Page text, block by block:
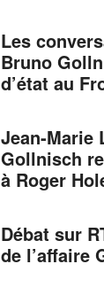
Les
Bruno
d’état au
Jean-Marie
Gollnisch
à Roger
Débat sur
de l’affaire